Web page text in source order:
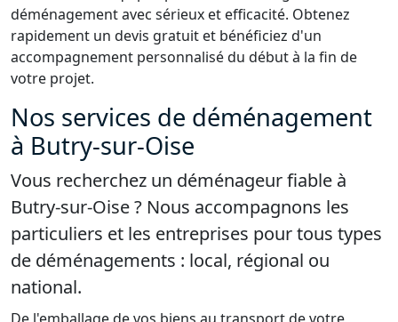
déménagement avec sérieux et efficacité. Obtenez
rapidement un devis gratuit et bénéficiez d'un
accompagnement personnalisé du début à la fin de
votre projet.
Nos services de déménagement
à Butry-sur-Oise
Vous recherchez un déménageur fiable à
Butry-sur-Oise ? Nous accompagnons les
particuliers et les entreprises pour tous types
de déménagements : local, régional ou
national.